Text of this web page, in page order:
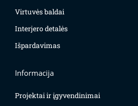
Virtuvės baldai
Interjero detalės
Išpardavimas
Informacija
Projektai ir įgyvendinimai